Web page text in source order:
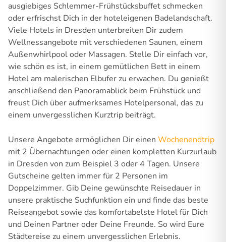
ausgiebiges Schlemmer-Frühstücksbuffet schmecken
oder erfrischst Dich in der hoteleigenen Badelandschaft.
Viele Hotels in Dresden unterbreiten Dir zudem
Wellnessangebote mit verschiedenen Saunen, einem
Außenwhirlpool oder Massagen. Stelle Dir einfach vor,
wie schön es ist, in einem gemütlichen Bett in einem
Hotel am malerischen Elbufer zu erwachen. Du genießt
anschließend den Panoramablick beim Frühstück und
freust Dich über aufmerksames Hotelpersonal, das zu
einem unvergesslichen Kurztrip beiträgt.
Unsere Angebote ermöglichen Dir einen Wochenendtrip
mit 2 Übernachtungen oder einen kompletten Kurzurlaub
in Dresden von zum Beispiel 3 oder 4 Tagen. Unsere
Gutscheine gelten immer für 2 Personen im
Doppelzimmer. Gib Deine gewünschte Reisedauer in
unsere praktische Suchfunktion ein und finde das beste
Reiseangebot sowie das komfortabelste Hotel für Dich
und Deinen Partner oder Deine Freunde. So wird Eure
Städtereise zu einem unvergesslichen Erlebnis.